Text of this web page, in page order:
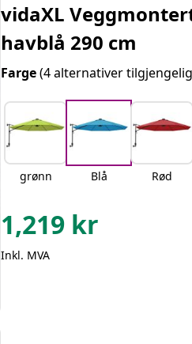
vidaXL
havblå 290 cm
Farge(4 alternativer
grønn Blå Rød
1,219 kr
Inkl. MVA